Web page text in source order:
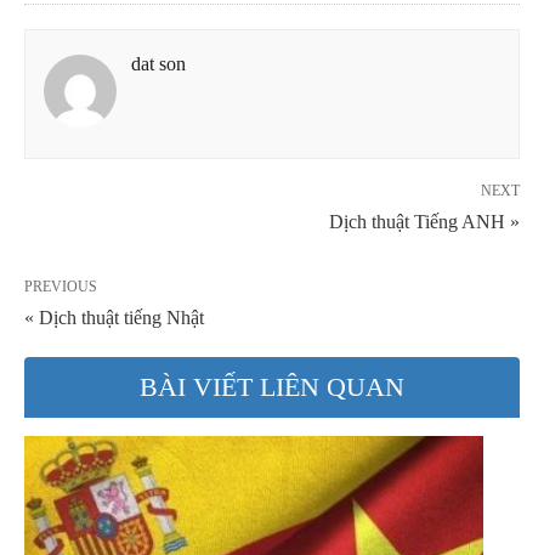
dat son
NEXT
Dịch thuật Tiếng ANH »
PREVIOUS
« Dịch thuật tiếng Nhật
BÀI VIẾT LIÊN QUAN